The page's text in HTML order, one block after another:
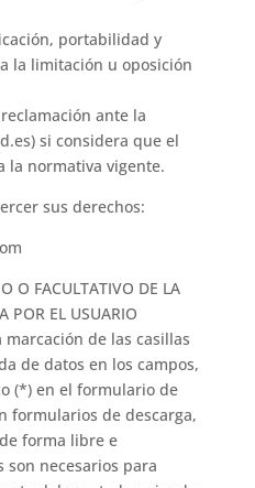
portabilidad y
la limitación u oposición
ante la
si considera que el
la normativa vigente.
sus derechos:
O FACULTATIVO DE LA
POR EL USUARIO
de las casillas
de datos en los campos,
(*) en el formulario de
formularios de descarga,
forma libre e
son necesarios para